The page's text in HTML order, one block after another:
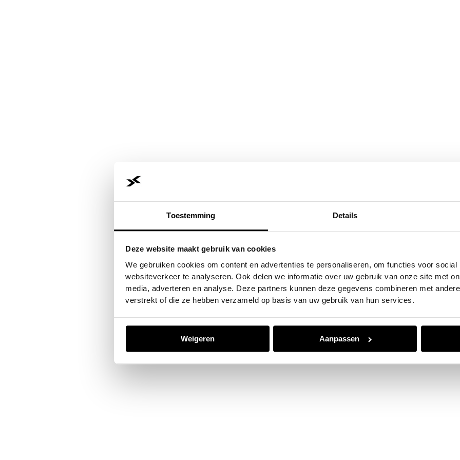
Toestemming Details
Deze website maakt gebruik van cookies
We gebruiken cookies om content en advertenties te personaliseren, om functies voor
websiteverkeer te analyseren. Ook delen we informatie over uw gebruik van onze site met
media, adverteren en analyse. Deze partners kunnen deze gegevens combineren met
verstrekt of die ze hebben verzameld op basis van uw gebruik van hun services.
Weigeren Aanpassen
Application error: aclient-side exception has occurred while loadingwww.jvk.nl(see the